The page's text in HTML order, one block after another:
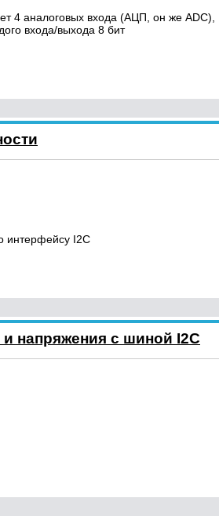
4 аналоговых входа (АЦП, он же ADC),
входа/выхода 8 бит
интерфейсу I2C
напряжения с шиной I2C